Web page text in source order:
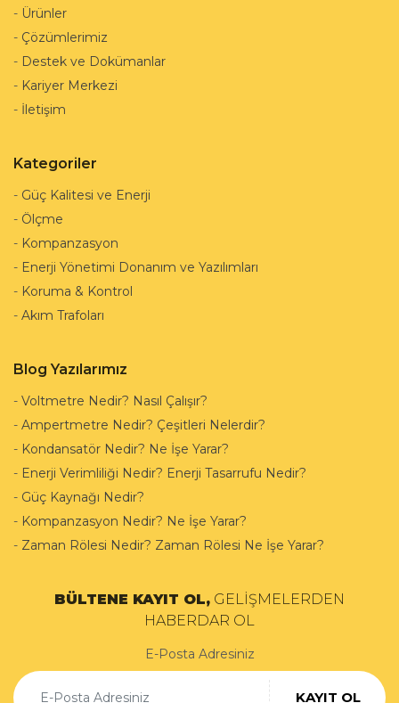
- Ürünler
- Çözümlerimiz
- Destek ve Dokümanlar
- Kariyer Merkezi
- İletişim
Kategoriler
- Güç Kalitesi ve Enerji
- Ölçme
- Kompanzasyon
- Enerji Yönetimi Donanım ve Yazılımları
- Koruma & Kontrol
- Akım Trafoları
Blog Yazılarımız
- Voltmetre Nedir? Nasıl Çalışır?
- Ampertmetre Nedir? Çeşitleri Nelerdir?
- Kondansatör Nedir? Ne İşe Yarar?
- Enerji Verimliliği Nedir? Enerji Tasarrufu Nedir?
- Güç Kaynağı Nedir?
- Kompanzasyon Nedir? Ne İşe Yarar?
- Zaman Rölesi Nedir? Zaman Rölesi Ne İşe Yarar?
BÜLTENE KAYIT OL, GELİŞMELERDEN
HABERDAR OL
E-Posta Adresiniz
KAYIT OL